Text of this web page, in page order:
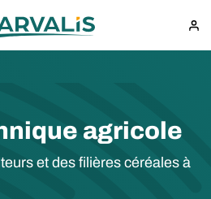
agricole
et des filières céréales à